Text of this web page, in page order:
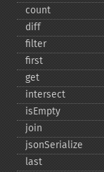
count
diff
filter
first
get
intersect
isEmpty
join
jsonSerialize
last